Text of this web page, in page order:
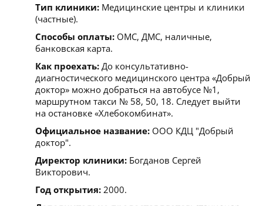
Тип клиники: Медицинские центры и клиники
(частные).
Способы оплаты: ОМС, ДМС, наличные,
банковская карта.
Как проехать: До консультативно-
диагностического медицинского центра «Добрый
доктор» можно добраться на автобусе №1,
маршрутном такси № 58, 50, 18. Следует выйти
на остановке «Хлебокомбинат».
Официальное название: ООО КДЦ "Добрый
доктор".
Директор клиники: Богданов Сергей
Викторович.
Год открытия: 2000.